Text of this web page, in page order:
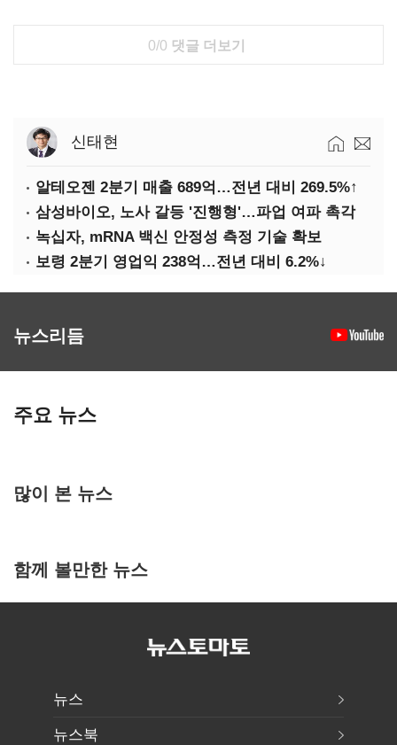
0/0 댓글 더보기
신태현
알테오젠 2분기 매출 689억…전년 대비 269.5%↑
삼성바이오, 노사 갈등 '진행형'…파업 여파 촉각
녹십자, mRNA 백신 안정성 측정 기술 확보
보령 2분기 영업익 238억…전년 대비 6.2%↓
뉴스리듬
주요 뉴스
많이 본 뉴스
함께 볼만한 뉴스
뉴스
뉴스북